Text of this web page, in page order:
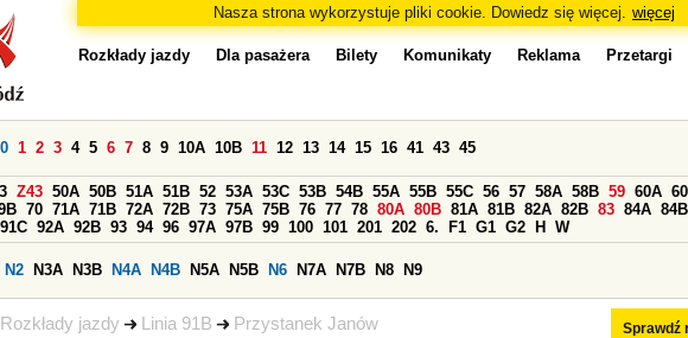
Nasza strona wykorzystuje pliki cookie. Dowiedz się więcej. więcej
Rozkłady jazdy Linia 91B Przystanek Janów
Rozkłady jazdy Dla pasażera Bilety Komunikaty Reklama Przetargi
Sprawdź
0 1 2 3 4 5 6 7 8 9 10A 10B 11 12 13 14 15 16 41 43 45
Z43 50A 50B 51A 51B 52 53A 53C 53B 54B 55A 55B 55C 56 57 58A 58B 59 60A
70 71A 71B 72A 72B 73 75A 75B 76 77 78 80A 80B 81A 81B 82A 82B 83 84A 84B
91C 92A 92B 93 94 96 97A 97B 99 100 101 201 202 6. F1 G1 G2 H W
N2 N3A N3B N4A N4B N5A N5B N6 N7A N7B N8 N9